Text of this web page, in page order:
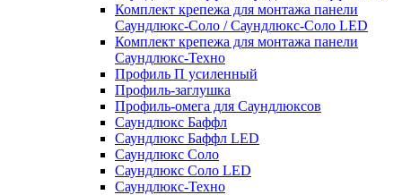
Комплект крепежа для монтажа панели
Саундлюкс-Соло / Саундлюкс-Соло LED
Комплект крепежа для монтажа панели
Саундлюкс-Техно
Профиль П усиленный
Профиль-заглушка
Профиль-омега для Саундлюксов
Саундлюкс Баффл
Саундлюкс Баффл LED
Саундлюкс Соло
Саундлюкс Соло LED
Саундлюкс-Техно